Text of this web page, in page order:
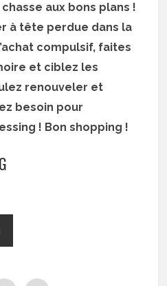
aux bons plans !
à tête perdue dans la
compulsif, faites
et ciblez les
renouveler et
besoin pour
! Bon shopping !